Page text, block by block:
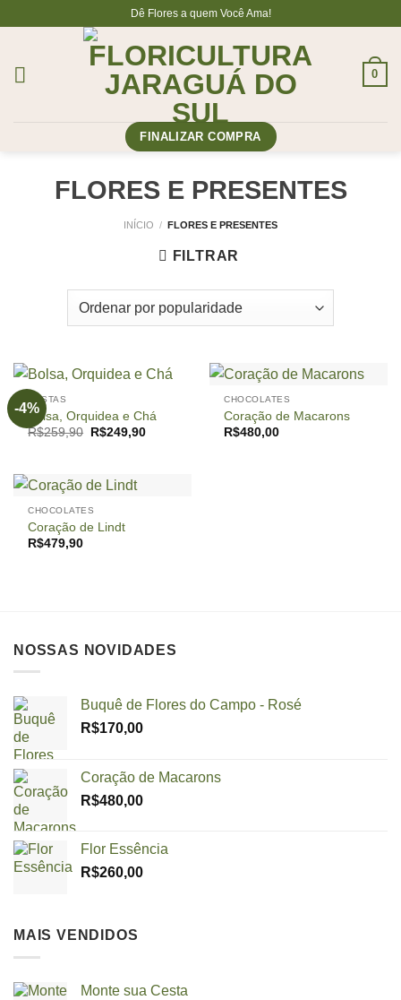
Dê Flores a quem Você Ama!
0
FINALIZAR COMPRA
FLORES E PRESENTES
INÍCIO / FLORES E PRESENTES
FILTRAR
-4%
CESTAS
Bolsa, Orquidea e Chá
R$259,90 O
R$259,90.
R$249,90O
CHOCOLATES
Coração de Macarons
R$480,00
CHOCOLATES
Coração de Lindt
R$479,90
NOSSAS NOVIDADES
Buquê de Flores do Campo - Rosé
R$170,00
Coração de Macarons
R$480,00
Flor Essência
R$260,00
MAIS VENDIDOS
Monte sua Cesta